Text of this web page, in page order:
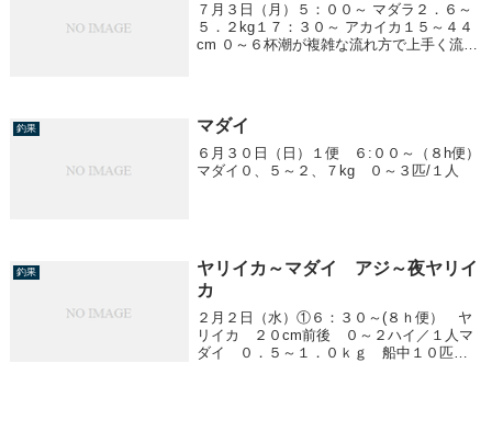
７月３日（月）５：００～ マダラ２．６～
５．２kg１７：３０～ アカイカ１５～４４
cm ０～６杯潮が複雑な流れ方で上手く流れ
釣果 マダイ
６月３０日（日）１便 ６:００～（８h便）
マダイ０、５～２、７kg ０～３匹/１人
釣果
ヤリイカ～マダイ アジ～夜ヤリイ
カ
２月２日（水）①６：３０～(８ｈ便） ヤ
リイカ ２０cm前後 ０～２ハイ／１人マ
ダイ ０．５～１．０ｋｇ 船中１０匹③